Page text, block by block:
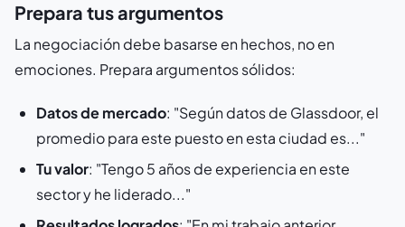
Prepara tus argumentos
La negociación debe basarse en hechos, no en
emociones. Prepara argumentos sólidos:
Datos de mercado: "Según datos de Glassdoor, el
promedio para este puesto en esta ciudad es..."
Tu valor: "Tengo 5 años de experiencia en este
sector y he liderado..."